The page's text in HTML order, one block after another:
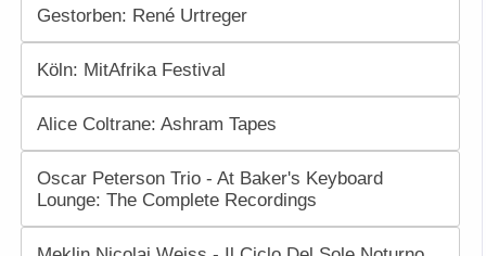
Gestorben: René Urtreger
Köln: MitAfrika Festival
Alice Coltrane: Ashram Tapes
Oscar Peterson Trio - At Baker's Keyboard
Lounge: The Complete Recordings